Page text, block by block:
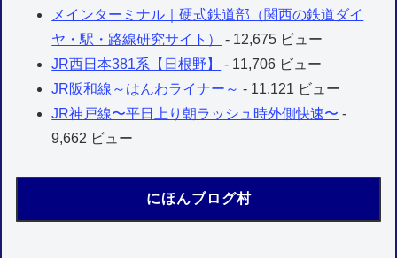
メインターミナル｜硬式鉄道部（関西の鉄道ダイ
ヤ・駅・路線研究サイト）
- 12,675 ビュー
JR西日本381系【日根野】
- 11,706 ビュー
JR阪和線～はんわライナー～ - 11,121 ビュー
JR神戸線〜平日上り朝ラッシュ時外側快速〜 -
9,662 ビュー
にほんブログ村